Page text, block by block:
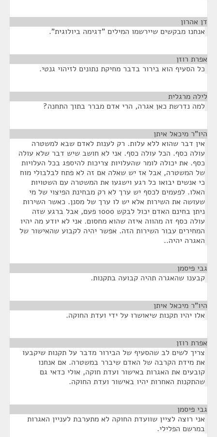
דן אהרון
אנחנו מבקשים שיירשמו המילים "דגימה ביולוגית".
אפרת רוזן
כל הסעיף הוא בירור בדבר מחיקת נתונים לזיהוי גנטי.
לילה מרגלית
למה נדרשת כאן אגרה, הרי אדם מברר בתוך התחנה?
היו"ר מיכאל איתן
אין דבר שהוא ללא עלות. רק לענות לאדם שבא למשטרה
עולה כסף. הכל עולה כסף. אני לא חושב שיש דבר שלא עולה
כסף. את יכולה לומר שהעלויות צריכות להיספג בכל העלויות
של המשטרה, אבל אז יש שאלה אם זה לא פתח לבלבולי מוח
כי אנשים יבואו כל רגע וישגעו את המשטרה עם השטויות
האלו. לפעמים לכסף יש ערך לא רק מבחינת הפיצוי של מי
שעושה את השירות אלא יש לו ערך של מסנן. כאשר השירות
ניתן בחינם האדם יכול לבקש 1000 פעם, אבל ברגע שזה
עולה כסף זה מהווה איזה שהוא מחסום. אני לא יודע מה יהיו
המחירים עבור השירות הזה. אפשר יהיה לקבוע שהאישור של
האגרה יהיה..
גבי פיסמן
קבענו שהאגרה תהיה קבועה בתקנות.
היו"ר מיכאל איתן
אלו יהיו תקנות שיאושרו על ידי ועדת החוקה.
אפרת רוזן
צריך לשים לב שהסעיף של הבירור מדבר על תקנות שיקבעו
את מידת הקרבה של האדם שיברר במשטרה. אם אנחנו
קובעים את האגרות באישור ועדת חוקה, אולי כדאי גם
שהתקנות האחרות יהיו באישור ועדת החוקה.
גבי פיסמן
אני רוצה לציין שוועדת החוקה לא מתערבת לעניין האגרות
במרשם הפלילי.